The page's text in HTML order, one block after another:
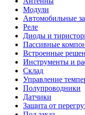
Модули
Автомобильные
Реле
Диоды и
Пассивные
Встроенные
Инструменты и
Склад
Управление
Полупроводники
Датчики
Защита от